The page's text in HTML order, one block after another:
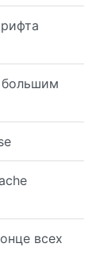
большим
всех